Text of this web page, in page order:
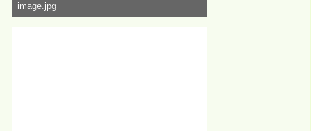
image.jpg
3,15 MB, 3.264×2.448, 77.750 mal angesehen